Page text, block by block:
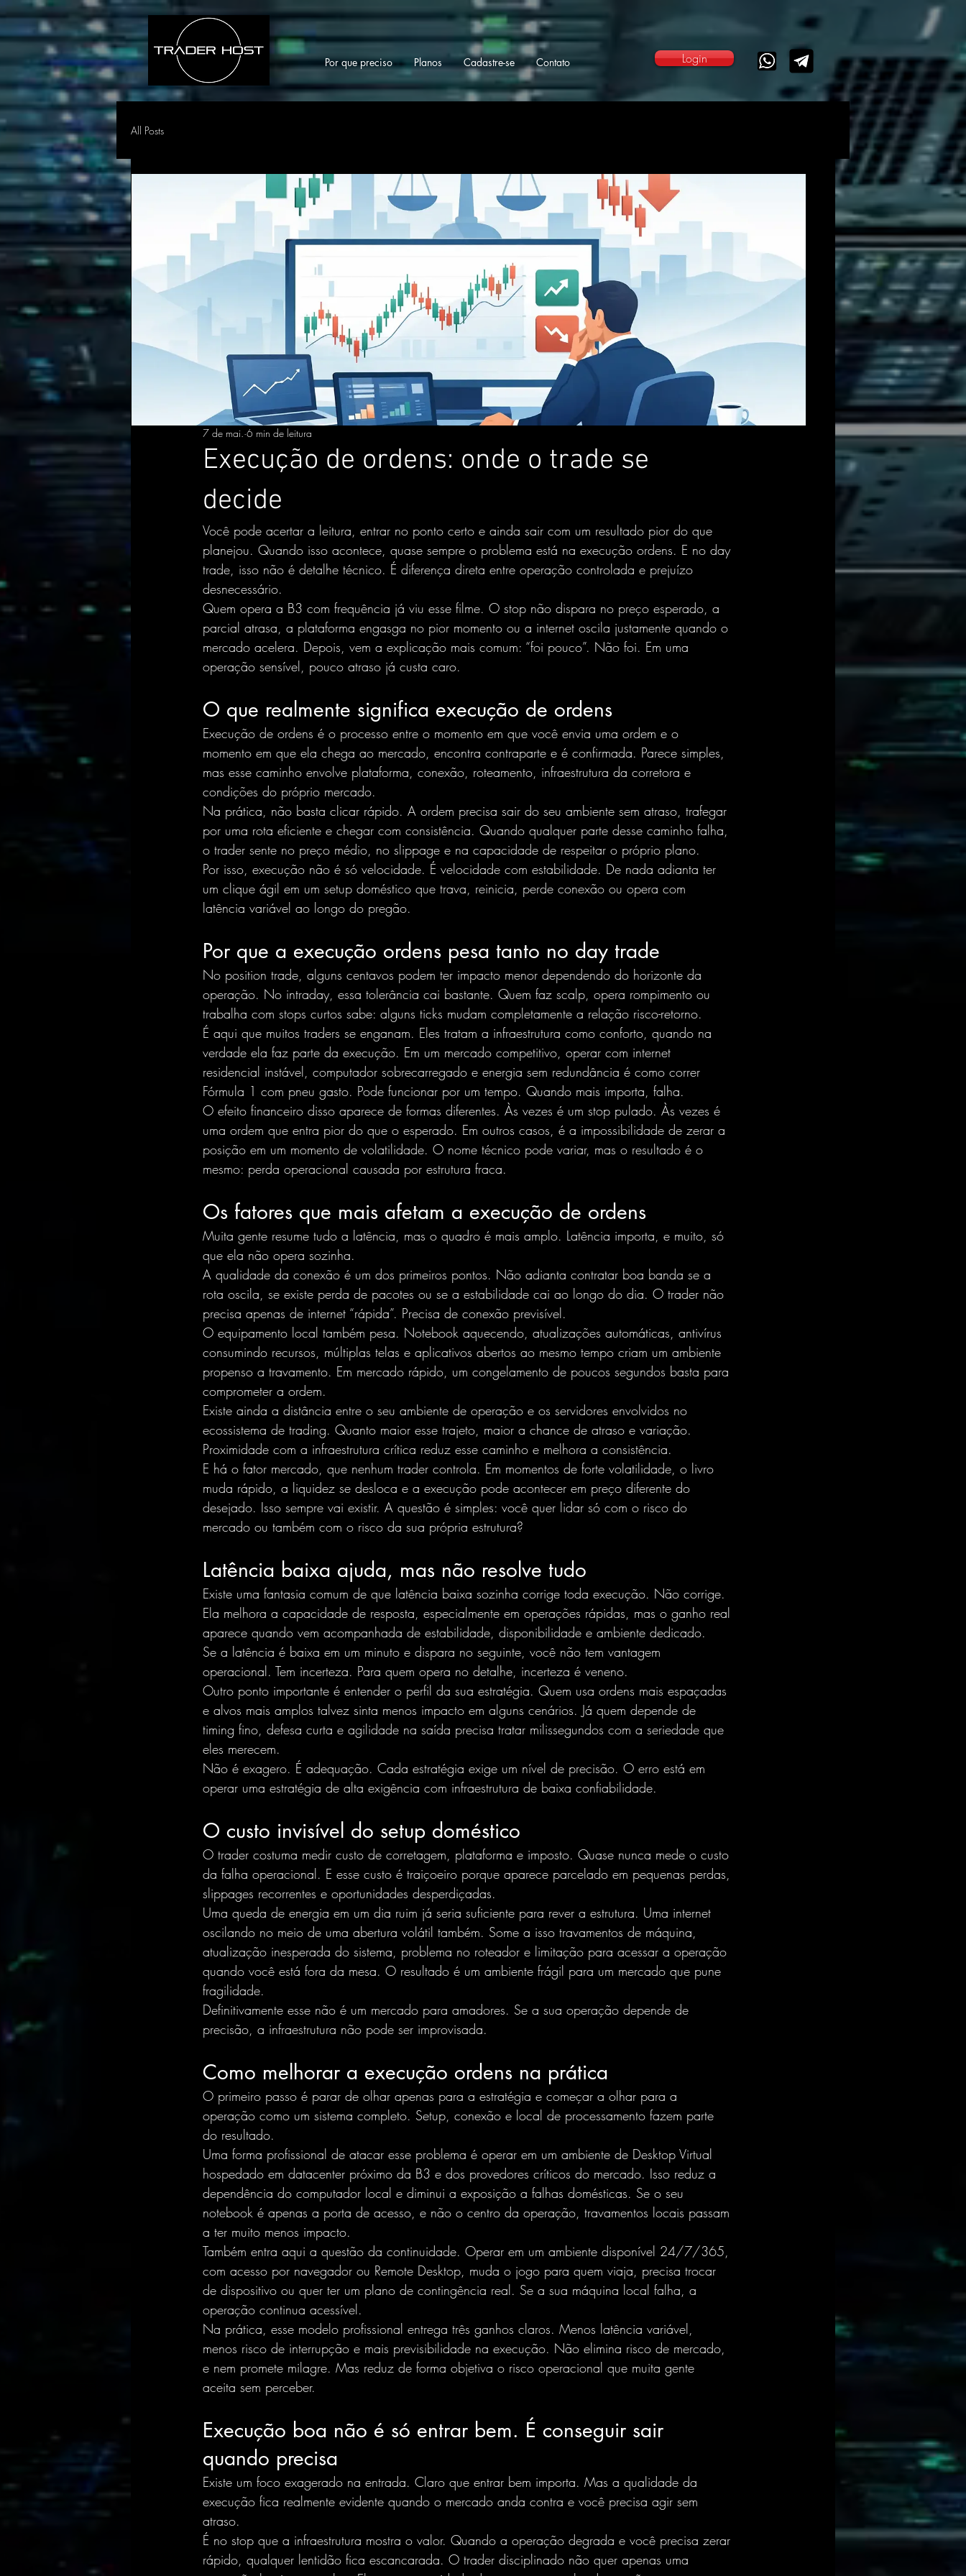
Por que preciso Planos Cadastre-se Contato Login
All Posts
Execução de ordens: onde o trade se
decide
7 de mai. 6 min de leitura
Você pode acertar a leitura, entrar no ponto certo e ainda sair com um resultado pior do que
planejou. Quando isso acontece, quase sempre o problema está na execução ordens. E no day
trade, isso não é detalhe técnico. É diferença direta entre operação controlada e prejuízo
desnecessário.
Quem opera a B3 com frequência já viu esse filme. O stop não dispara no preço esperado, a
parcial atrasa, a plataforma engasga no pior momento ou a internet oscila justamente quando o
mercado acelera. Depois, vem a explicação mais comum: “foi pouco”. Não foi. Em uma
operação sensível, pouco atraso já custa caro.
O que realmente significa execução de ordens
Execução de ordens é o processo entre o momento em que você envia uma ordem e o
momento em que ela chega ao mercado, encontra contraparte e é confirmada. Parece simples,
mas esse caminho envolve plataforma, conexão, roteamento, infraestrutura da corretora e
condições do próprio mercado.
Na prática, não basta clicar rápido. A ordem precisa sair do seu ambiente sem atraso, trafegar
por uma rota eficiente e chegar com consistência. Quando qualquer parte desse caminho falha,
o trader sente no preço médio, no slippage e na capacidade de respeitar o próprio plano.
Por isso, execução não é só velocidade. É velocidade com estabilidade. De nada adianta ter
um clique ágil em um setup doméstico que trava, reinicia, perde conexão ou opera com
latência variável ao longo do pregão.
Por que a execução ordens pesa tanto no day trade
No position trade, alguns centavos podem ter impacto menor dependendo do horizonte da
operação. No intraday, essa tolerância cai bastante. Quem faz scalp, opera rompimento ou
trabalha com stops curtos sabe: alguns ticks mudam completamente a relação risco-retorno.
É aqui que muitos traders se enganam. Eles tratam a infraestrutura como conforto, quando na
verdade ela faz parte da execução. Em um mercado competitivo, operar com internet
residencial instável, computador sobrecarregado e energia sem redundância é como correr
Fórmula 1 com pneu gasto. Pode funcionar por um tempo. Quando mais importa, falha.
O efeito financeiro disso aparece de formas diferentes. Às vezes é um stop pulado. Às vezes é
uma ordem que entra pior do que o esperado. Em outros casos, é a impossibilidade de zerar a
posição em um momento de volatilidade. O nome técnico pode variar, mas o resultado é o
mesmo: perda operacional causada por estrutura fraca.
Os fatores que mais afetam a execução de ordens
Muita gente resume tudo a latência, mas o quadro é mais amplo. Latência importa, e muito, só
que ela não opera sozinha.
A qualidade da conexão é um dos primeiros pontos. Não adianta contratar boa banda se a
rota oscila, se existe perda de pacotes ou se a estabilidade cai ao longo do dia. O trader não
precisa apenas de internet “rápida”. Precisa de conexão previsível.
O equipamento local também pesa. Notebook aquecendo, atualizações automáticas, antivírus
consumindo recursos, múltiplas telas e aplicativos abertos ao mesmo tempo criam um ambiente
propenso a travamento. Em mercado rápido, um congelamento de poucos segundos basta para
comprometer a ordem.
Existe ainda a distância entre o seu ambiente de operação e os servidores envolvidos no
ecossistema de trading. Quanto maior esse trajeto, maior a chance de atraso e variação.
Proximidade com a infraestrutura crítica reduz esse caminho e melhora a consistência.
E há o fator mercado, que nenhum trader controla. Em momentos de forte volatilidade, o livro
muda rápido, a liquidez se desloca e a execução pode acontecer em preço diferente do
desejado. Isso sempre vai existir. A questão é simples: você quer lidar só com o risco do
mercado ou também com o risco da sua própria estrutura?
Latência baixa ajuda, mas não resolve tudo
Existe uma fantasia comum de que latência baixa sozinha corrige toda execução. Não corrige.
Ela melhora a capacidade de resposta, especialmente em operações rápidas, mas o ganho real
aparece quando vem acompanhada de estabilidade, disponibilidade e ambiente dedicado.
Se a latência é baixa em um minuto e dispara no seguinte, você não tem vantagem
operacional. Tem incerteza. Para quem opera no detalhe, incerteza é veneno.
Outro ponto importante é entender o perfil da sua estratégia. Quem usa ordens mais espaçadas
e alvos mais amplos talvez sinta menos impacto em alguns cenários. Já quem depende de
timing fino, defesa curta e agilidade na saída precisa tratar milissegundos com a seriedade que
eles merecem.
Não é exagero. É adequação. Cada estratégia exige um nível de precisão. O erro está em
operar uma estratégia de alta exigência com infraestrutura de baixa confiabilidade.
O custo invisível do setup doméstico
O trader costuma medir custo de corretagem, plataforma e imposto. Quase nunca mede o custo
da falha operacional. E esse custo é traiçoeiro porque aparece parcelado em pequenas perdas,
slippages recorrentes e oportunidades desperdiçadas.
Uma queda de energia em um dia ruim já seria suficiente para rever a estrutura. Uma internet
oscilando no meio de uma abertura volátil também. Some a isso travamentos de máquina,
atualização inesperada do sistema, problema no roteador e limitação para acessar a operação
quando você está fora da mesa. O resultado é um ambiente frágil para um mercado que pune
fragilidade.
Definitivamente esse não é um mercado para amadores. Se a sua operação depende de
precisão, a infraestrutura não pode ser improvisada.
Como melhorar a execução ordens na prática
O primeiro passo é parar de olhar apenas para a estratégia e começar a olhar para a
operação como um sistema completo. Setup, conexão e local de processamento fazem parte
do resultado.
Uma forma profissional de atacar esse problema é operar em um ambiente de Desktop Virtual
hospedado em datacenter próximo da B3 e dos provedores críticos do mercado. Isso reduz a
dependência do computador local e diminui a exposição a falhas domésticas. Se o seu
notebook é apenas a porta de acesso, e não o centro da operação, travamentos locais passam
a ter muito menos impacto.
Também entra aqui a questão da continuidade. Operar em um ambiente disponível 24/7/365,
com acesso por navegador ou Remote Desktop, muda o jogo para quem viaja, precisa trocar
de dispositivo ou quer ter um plano de contingência real. Se a sua máquina local falha, a
operação continua acessível.
Na prática, esse modelo profissional entrega três ganhos claros. Menos latência variável,
menos risco de interrupção e mais previsibilidade na execução. Não elimina risco de mercado,
e nem promete milagre. Mas reduz de forma objetiva o risco operacional que muita gente
aceita sem perceber.
Execução boa não é só entrar bem. É conseguir sair
quando precisa
Existe um foco exagerado na entrada. Claro que entrar bem importa. Mas a qualidade da
execução fica realmente evidente quando o mercado anda contra e você precisa agir sem
atraso.
É no stop que a infraestrutura mostra o valor. Quando a operação degrada e você precisa zerar
rápido, qualquer lentidão fica escancarada. O trader disciplinado não quer apenas uma